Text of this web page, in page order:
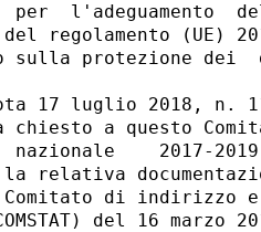
per  l'adeguamento
regolamento (UE)
sulla protezione
17 luglio 2018, n.
chiesto a questo
2017-
la relativa
di indirizzo e
del 16 marzo